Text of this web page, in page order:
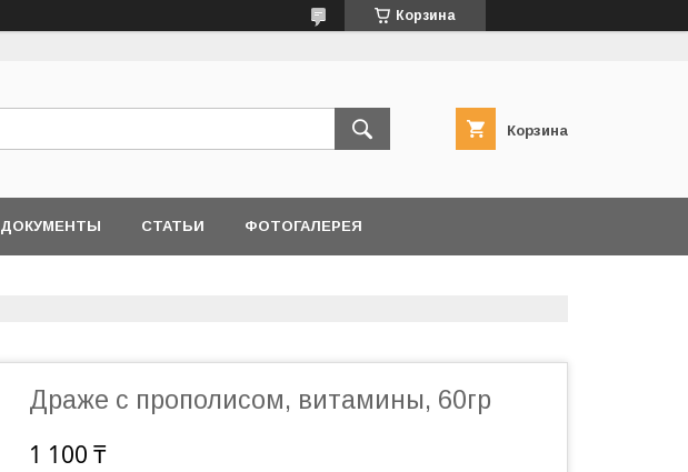
Корзина
Корзина
ДОКУМЕНТЫ СТАТЬИ ФОТОГАЛЕРЕЯ
Драже с прополисом, витамины, 60гр
1 100 ₸